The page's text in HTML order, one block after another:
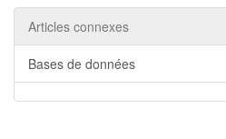
Articles connexes
Bases de données